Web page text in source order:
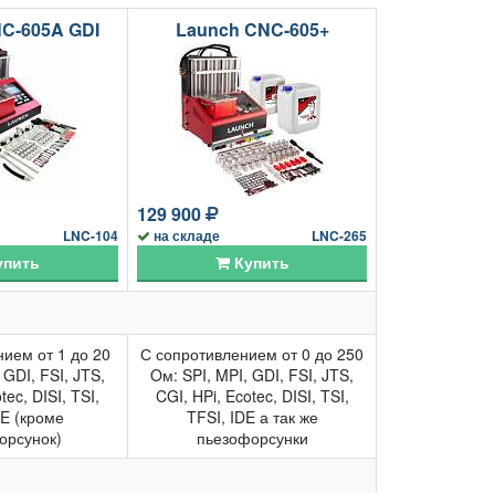
605A GDI
LNC-104
Launch CNC-605+
129 900
на складе LNC-265
Купить
от 1 до 20
FSI, JTS,
DISI, TSI,
(кроме
С сопротивлением от 0 до 250
Oм: SPI, MPI, GDI, FSI, JTS,
CGI, HPi, Ecotec, DISI, TSI,
TFSI, IDE а так же
пьезофорсунки